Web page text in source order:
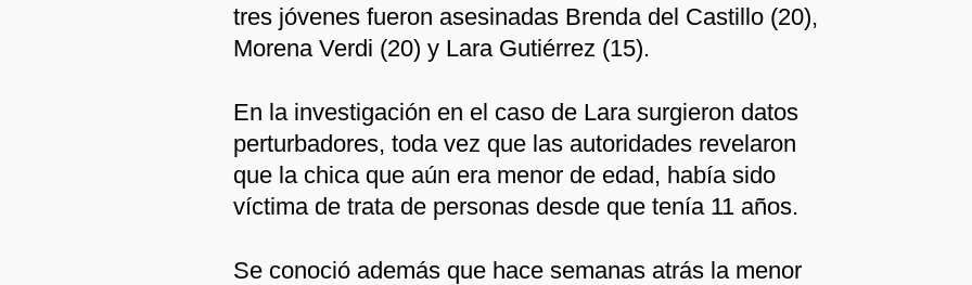
tres jóvenes fueron asesinadas Brenda del Castillo (20),
Morena Verdi (20) y Lara Gutiérrez (15).
En la investigación en el caso de Lara surgieron datos
perturbadores, toda vez que las autoridades revelaron
que la chica que aún era menor de edad, había sido
víctima de trata de personas desde que tenía 11 años.
Se conoció además que hace semanas atrás la menor